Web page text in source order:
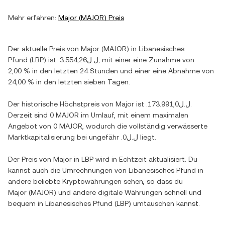
Mehr erfahren: Major (MAJOR) Preis
Der aktuelle Preis von Major (MAJOR) in Libanesisches
Pfund (LBP) ist .ل.ل3.554,26 , mit einer eine Zunahme von
2,00 % in den letzten 24 Stunden und einer eine Abnahme von
24,00 % in den letzten sieben Tagen.
Der historische Höchstpreis von Major ist .ل.ل173.991,0
Derzeit sind 0 MAJOR im Umlauf, mit einem maximalen
Angebot von 0 MAJOR , wodurch die vollständig verwässerte
Marktkapitalisierung bei ungefähr
.ل.ل0 liegt.
Der Preis von Major in LBP wird in Echtzeit aktualisiert. Du
kannst auch die Umrechnungen von Libanesisches Pfund in
andere beliebte Kryptowährungen sehen, so dass du
Major (MAJOR) und andere digitale Währungen schnell und
bequem in Libanesisches Pfund (LBP) umtauschen kannst.